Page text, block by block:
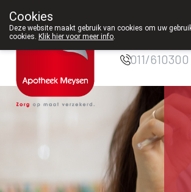
Apotheek
011/610300
Cookies
Deze website maakt gebruik van cookies om uw
cookies. Klik hier voor meer info.